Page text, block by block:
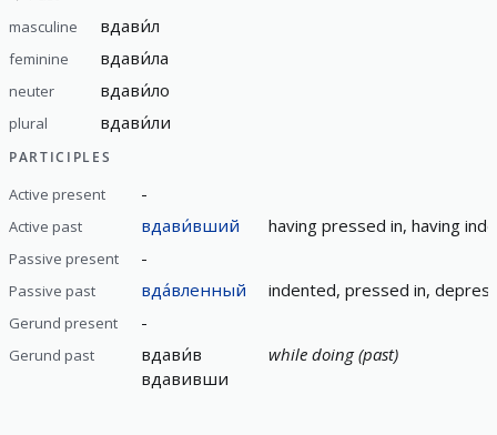
masculine
вдави́л
feminine вдави́ла
neuter вдави́ло
plural вдави́ли
PARTICIPLES
Active present -
Active past вдави́вший having pressed in, having
Passive present -
Passive past вда́вленный indented, pressed in,
Gerund present -
Gerund past
вдави́в
вдавивши
while doing (past)